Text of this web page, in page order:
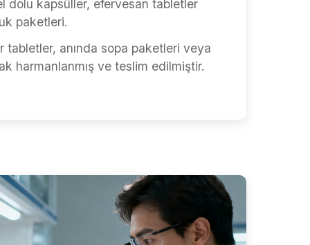
dolu kapsüller, efervesan tabletler
paketleri.
anında sopa paketleri veya
harmanlanmış ve teslim edilmiştir.